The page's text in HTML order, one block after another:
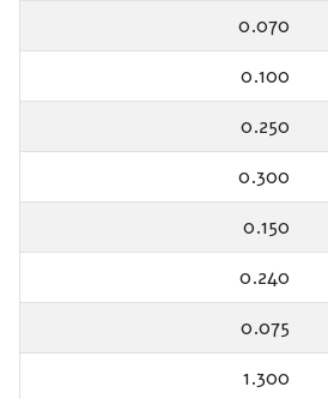
0.070
0.100
0.250
0.300
0.150
0.240
0.075
1.300